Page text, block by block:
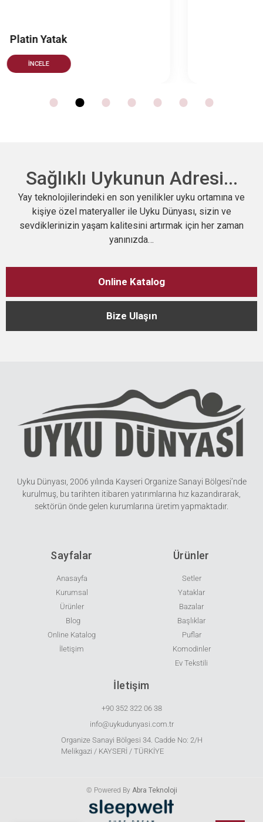
Sağlıklı Uykunun Adresi...
Yay teknolojilerindeki en son yenilikler uyku ortamına ve
kişiye özel materyaller ile Uyku Dünyası, sizin ve
sevdiklerinizin yaşam kalitesini artırmak için her zaman
yanınızda…
Online Katalog
Bize Ulaşın
Uyku Dünyası, 2006 yılında Kayseri Organize Sanayi Bölgesi’nde
kurulmuş, bu tarihten itibaren yatırımlarına hız kazandırarak,
sektörün önde gelen kurumlarına üretim yapmaktadır.
Sayfalar
Anasayfa
Kurumsal
Ürünler
Blog
Online Katalog
İletişim
Ürünler
Setler
Yataklar
Bazalar
Başlıklar
Puflar
Komodinler
Ev Tekstili
İletişim
+90 352 322 06 38
info@uykudunyasi.com.tr
Organize Sanayi Bölgesi 34. Cadde No: 2/H
Melikgazi / KAYSERİ / TÜRKİYE
© Powered ByAbra Teknoloji